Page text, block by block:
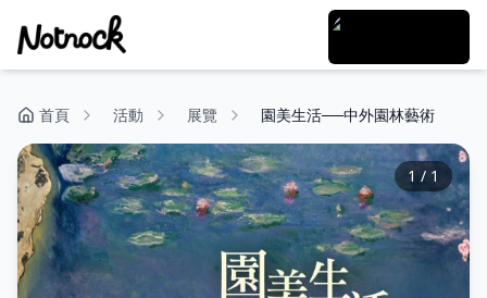
首頁 活動 展覽 園美生活──中外園林藝術
1 / 1